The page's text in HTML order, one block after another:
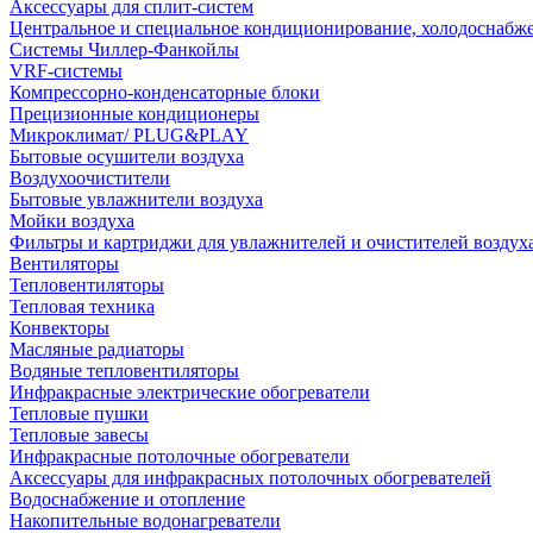
Аксессуары для сплит-систем
Центральное и специальное кондиционирование,
Системы Чиллер-Фанкойлы
VRF-системы
Компрессорно-конденсаторные блоки
Прецизионные кондиционеры
Микроклимат/ PLUG&PLAY
Бытовые осушители воздуха
Воздухоочистители
Бытовые увлажнители воздуха
Мойки воздуха
Фильтры и картриджи для увлажнителей и очистителей
Вентиляторы
Тепловентиляторы
Тепловая техника
Конвекторы
Масляные радиаторы
Водяные тепловентиляторы
Инфракрасные электрические обогреватели
Тепловые пушки
Тепловые завесы
Инфракрасные потолочные обогреватели
Аксессуары для инфракрасных потолочных обогревателей
Водоснабжение и отопление
Накопительные водонагреватели